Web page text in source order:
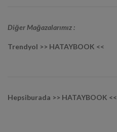
Diğer Mağazalarımız :
Trendyol >> HATAYBOOK <<
Hepsiburada >> HATAYBOOK <<